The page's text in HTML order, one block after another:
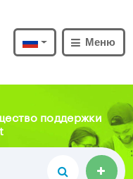
Меню
поддержки